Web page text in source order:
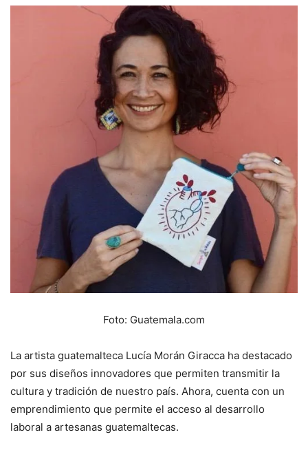
Foto: Guatemala.com
La artista guatemalteca Lucía Morán Giracca ha destacado
por sus diseños innovadores que permiten transmitir la
cultura y tradición de nuestro país. Ahora, cuenta con un
emprendimiento que permite el acceso al desarrollo
laboral a artesanas guatemaltecas.